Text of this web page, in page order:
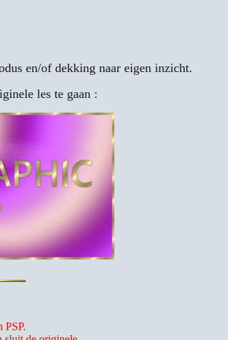
en/of dekking naar eigen inzicht.
les te gaan :
PSP.